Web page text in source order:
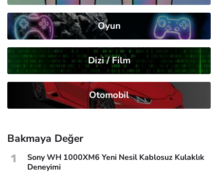
Oyun
Dizi / Film
Otomobil
Bakmaya Değer
1
Sony WH 1000XM6 Yeni Nesil Kablosuz Kulaklık
Deneyimi